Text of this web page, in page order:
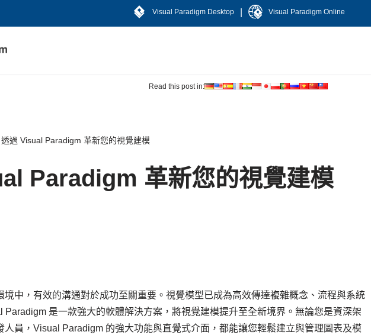
Visual Paradigm Desktop Visual Paradigm Online
Read this post in:
透過 Visual Paradigm 革新您的視覺建模
Paradigm 革新您的視覺建模
境中，有效的溝通對於成功至關重要。視覺模型已成為高效傳達複雜概念、流程與系統
Paradigm 是一款強大的軟體解決方案，將視覺建模提升至全新境界。無論您是資深架
人員，Visual Paradigm 的強大功能與直覺式介面，都能讓您輕鬆建立與管理圖表及模